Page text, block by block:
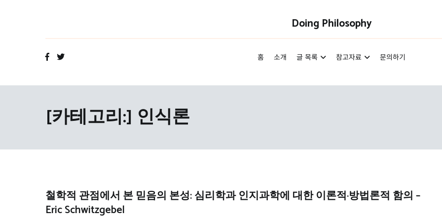
Doing Philosophy
홈 소개 글 목록 참고자료 문의하기
[카테고리:] 인식론
철학적 관점에서 본 믿음의 본성: 심리학과 인지과학에 대한 이론적·방법론적 함의 –
Eric Schwitzgebel